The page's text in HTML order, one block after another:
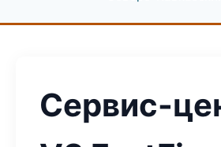
Сервис-